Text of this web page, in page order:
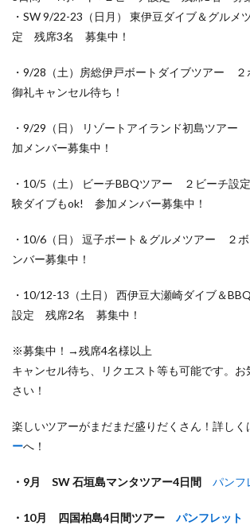
・SW 9/22-23（日月） 東伊豆ダイブ＆グル
定 残席3名 募集中！
・9/28（土）房総伊戸ボートダイブツアー
御礼キャンセル待ち！
・9/29（日） リゾートアイランド初島ツア
加メンバー募集中！
・10/5（土） ビーチBBQツアー ２ビーチ設
験ダイブもok! 参加メンバー募集中！
・10/6（日） 逗子ボート＆グルメツアー ２
ンバー募集中！
・10/12-13（土日） 西伊豆大瀬崎ダイブ＆
設定 残席2名 募集中！
※募集中！→残席4名様以上
キャンセル待ち、リクエスト等も可能です。
さい！
楽しいツアーがまだまだ盛りだくさん！詳しく
ーへ！
・9月 SW 石垣島マンタツアー4日間 パンフ
・10月 四国柏島4日間ツアー パンフレット